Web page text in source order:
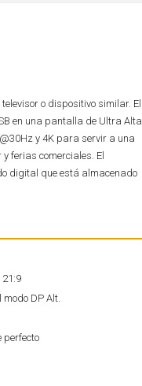
o dispositivo similar. El
en una pantalla de Ultra Alta
y 4K para servir a una
ferias comerciales. El
digital que está almacenado
DP Alt.
perfecto